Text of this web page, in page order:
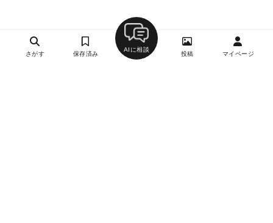
さがす 保存済み
AIに相談
投稿 マイページ